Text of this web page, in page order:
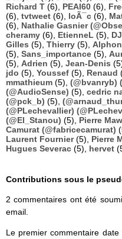
Richard T (6), PEAI60 (6),
(6), tvtweet (6), loÃ¯c (6),
(6), Nathalie Gasnier
cheramy (6), EtienneL (5),
Gilles (5), Thierry (5),
(5), Sans_importance (5),
(5), Adrien (5), Jean-Denis
jdo (5), Youssef (5), Renaud
mmathieum (5), (@bvanryb)
(@AudioSense) (5), cedric
(@pck_b) (5),
(@PLechevallier)
(@El_Stanou) (5), Pierre
Camurat (@fabricecamurat)
Laurent Fournier(5), Pierre
Hugues Severac (5), hervet
Contributions sous le
2 commentaires ont été
email.
Le premier commentaire